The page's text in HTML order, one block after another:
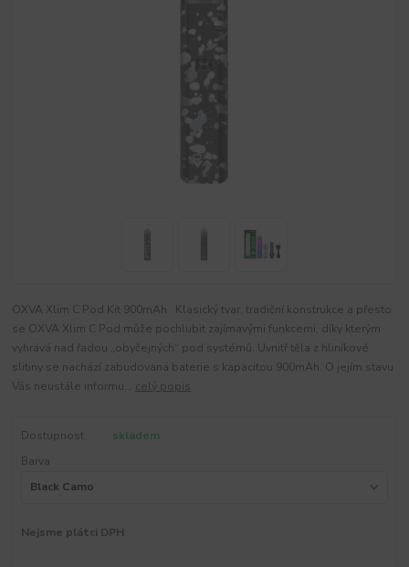
OXVA Xlim C Pod Kit 900mAh Klasický tvar, tradiční konstrukce a přesto
se OXVA Xlim C Pod může pochlubit zajímavými funkcemi, díky kterým
vyhrává nad řadou „obyčejných“ pod systémů. Uvnitř těla z hliníkové
slitiny se nachází zabudovaná baterie s kapacitou 900mAh. O jejím stavu
Vás neustále informu... celý popis
Dostupnost
skladem
Barva
Nejsme plátci DPH